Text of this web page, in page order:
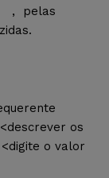
, pelas
os
o valor